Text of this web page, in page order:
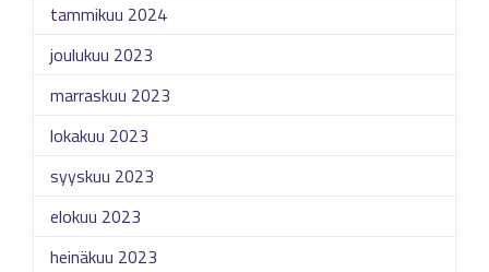
tammikuu 2024
joulukuu 2023
marraskuu 2023
lokakuu 2023
syyskuu 2023
elokuu 2023
heinäkuu 2023